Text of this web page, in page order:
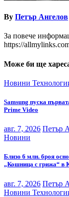
By Петър Ангелов
За повече
https://
Може би ще
Новини
Samsung пуска
Prime Video
авг. 7, 2026 Петър
Новини
Близо 6 млн. броя
„Кошница с грижа“ в
авг. 7, 2026 Петър
Новини